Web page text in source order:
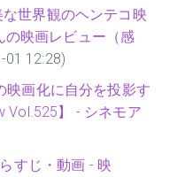
な世界観のヘンテコ映
の映画レビュー（感
01 12:28)
映画化に自分を投影す
Vol.525】 - シネモア
すじ・動画 - 映